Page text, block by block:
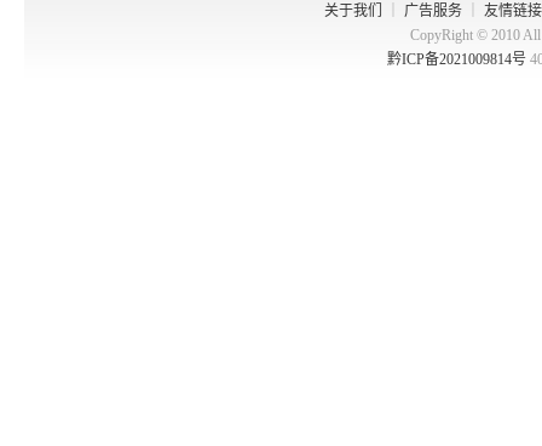
关于我们
广告服务
友情链接
CopyRight © 2010
黔ICP备2021009814号